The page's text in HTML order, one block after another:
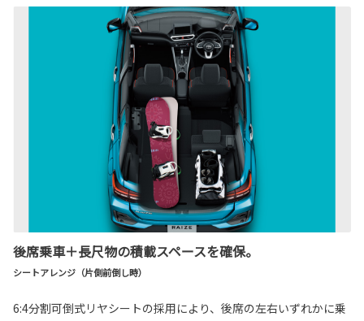
後席乗車＋長尺物の積載スペースを確保。
シートアレンジ（片側前倒し時）
6:4分割可倒式リヤシートの採用により、後席の左右いずれかに乗